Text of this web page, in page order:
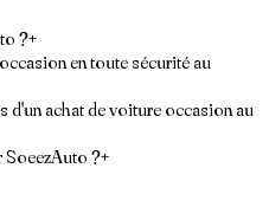
?+
en toute sécurité au
d'un achat de voiture occasion au
SoeezAuto ?+